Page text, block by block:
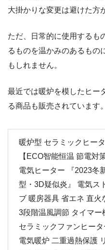
大掛かりな変更は避けた方
ただ、日常的に使用するも
るものを温かみのあるもの
もしれません。
最近では暖炉を模したヒー
る商品も販売されています。
暖炉型 セラミックヒー
【ECO智能恒温 節電対策
電気ヒーター 『2023冬
型・3D疑似炎』 電気ス
ブ 暖房器具 省エネ 直火
3段階温風調節 タイマー
セラミックファンヒータ
電気暖炉 二重過熱保護